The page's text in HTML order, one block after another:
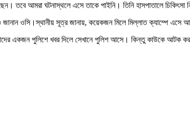
তবে আমরা ঘটনাস্থলে এসে তাকে পাইনি। তিনি হাসপাতালে চিকিৎসা
জানান ওসি।স্থানীয় সূত্র জানায়, কয়েকজন মিলে মিল্লাত ক্যাম্পে এসে
একজন পুলিশে খবর দিলে সেখানে ‍পুলিশ আসে। কিন্তু কাউকে আটক